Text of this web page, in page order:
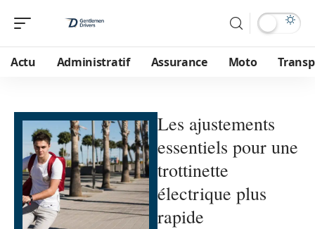
Actu Administratif Assurance Moto
Les ajustements
essentiels pour une
trottinette
électrique plus
rapide